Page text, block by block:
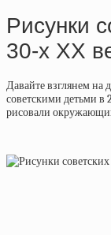
Рисунки
30-х XX
Давайте взглянем на
советскими детьми в
рисовали